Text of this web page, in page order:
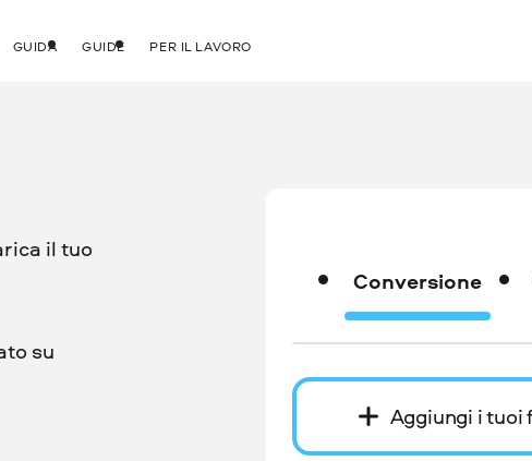
GUIDA GUIDE PER IL LAVORO
il tuo
su
Conversione
Aggiungi i tuoi